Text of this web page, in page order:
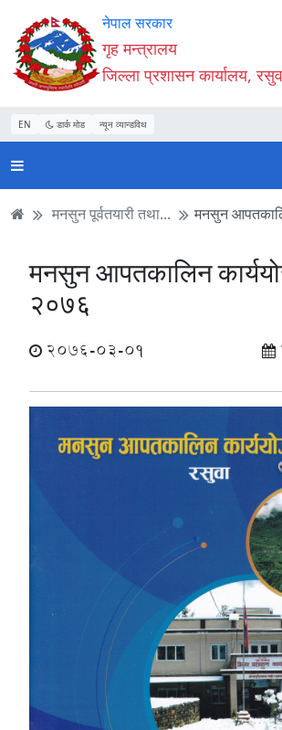
Accessibility
Mode
सुरु
गर्नुहोस्
सामाग्री
पढ्नुहाेस्
नेभिगेसन
पढ्नुहाेस्
वेबसाइट
खोजमा
जानुहोस्
नेपाल सरकार
गृह मन्त्रालय
जिल्ला प्रशासन कार्यालय,
EN डार्क मोड न्यून व्यान्डविथ
मनसुन पूर्वतयारी तथा... मनसुन
मनसुन आपतकालिन
२०७६
2076-03-01